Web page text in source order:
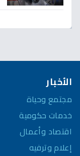
الأخبار
مجتمع وحياة
خدمات حكومية
اقتصاد وأعمال
إعلام وترفيه